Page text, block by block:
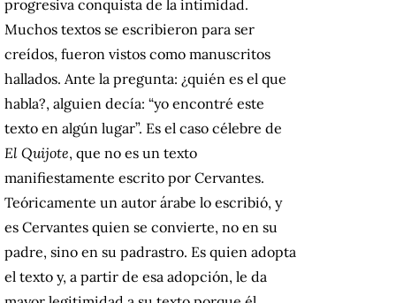
progresiva conquista de la intimidad.
Muchos textos se escribieron para ser
creídos, fueron vistos como manuscritos
hallados. Ante la pregunta: ¿quién es el que
habla?, alguien decía: “yo encontré este
texto en algún lugar”. Es el caso célebre de
El Quijote, que no es un texto
manifiestamente escrito por Cervantes.
Teóricamente un autor árabe lo escribió, y
es Cervantes quien se convierte, no en su
padre, sino en su padrastro. Es quien adopta
el texto y, a partir de esa adopción, le da